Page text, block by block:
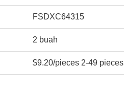
FSDXC64315
2 buah
$9.20/pieces 2-49 pieces